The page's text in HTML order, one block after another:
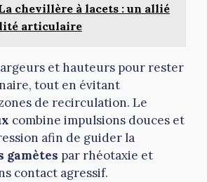
chevillère à lacets : un allié
articulaire
et hauteurs pour rester
tout en évitant
de recirculation. Le
combine impulsions douces et
afin de guider la
gamètes par rhéotaxie et
contact agressif.